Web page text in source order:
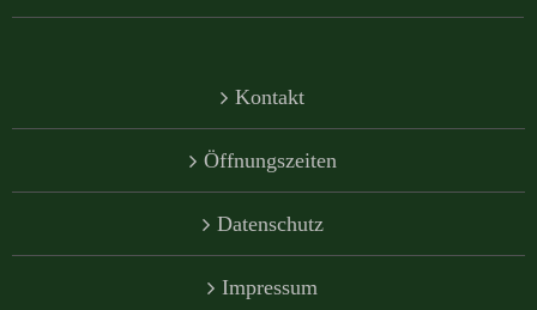
Kontakt
Öffnungszeiten
Datenschutz
Impressum